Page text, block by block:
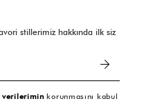
stillerimiz hakkında ilk siz
verileriminkorunmasını kabul